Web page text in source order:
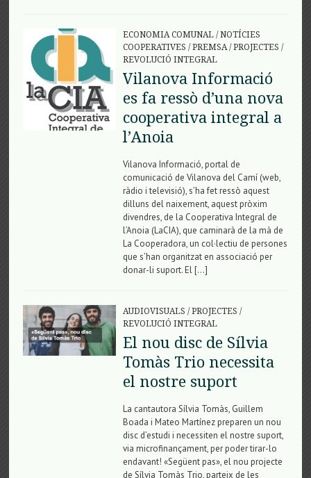
ECONOMIA COMUNAL/NOTÍCIES
COOPERATIVES /PREMSA/PROJECTES /
REVOLUCIÓ INTEGRAL
Vilanova Informació
es fa ressò d’una nova
cooperativa integral a
l’Anoia
Vilanova Informació, portal de
comunicació de Vilanova del Camí (web,
ràdio i televisió), s’ha fet ressò aquest
dilluns del naixement, aquest pròxim
divendres, de la Cooperativa Integral de
l’Anoia (LaCIA), que caminarà de la mà de
La Cooperadora, un col·lectiu de persones
que s’han organitzat en associació per
donar-li suport. El […]
AUDIOVISUALS /PROJECTES /
REVOLUCIÓ INTEGRAL
El nou disc de Sílvia
Tomàs Trio necessita
el nostre suport
La cantautora Sílvia Tomàs, Guillem
Boada i Mateo Martínez preparen un nou
disc d’estudi i necessiten el nostre suport,
via microfinançament, per poder tirar-lo
endavant! «Següent pas», el nou projecte
de Sílvia Tomàs Trio, parteix de les